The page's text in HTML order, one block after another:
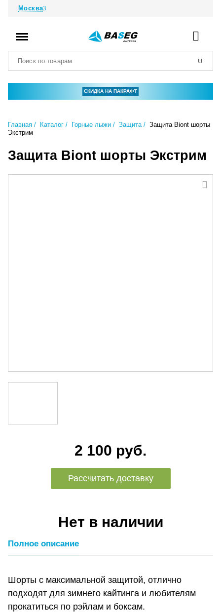
Москва
СКИДКА НА ПАКРАФТ
Главная Каталог Горные лыжи Защита
Защита Biont шорты
Экстрим
Защита Biont шорты Экстрим
2 100 руб.
Рассчитать доставку
Нет в наличии
Полное описание
Шорты с максимальной защитой, отлично
подходят для зимнего кайтинга и любителям
прокатиться по рэйлам и боксам.